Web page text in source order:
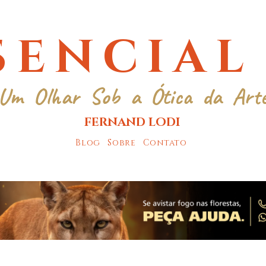
Olhar Sob a Ótica da
FERNAND LODI
Blog Sobre Contato